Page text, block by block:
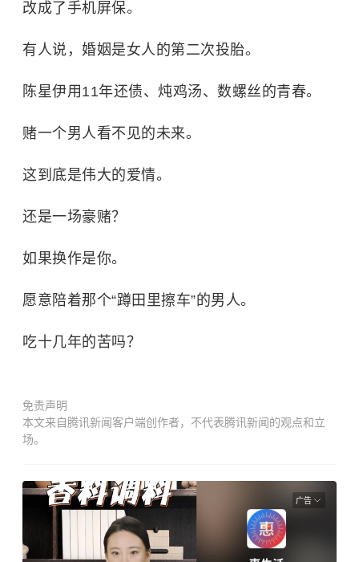
改成了手机屏保。
有人说，婚姻是女人的第二次投胎。
陈星伊用11年还债、炖鸡汤、数螺丝的青春。
赌一个男人看不见的未来。
这到底是伟大的爱情。
还是一场豪赌？
如果换作是你。
愿意陪着那个“蹲田里擦车”的男人。
吃十几年的苦吗？
免责声明
本文来自腾讯新闻客户端创作者，不代表腾讯新闻的观点和立
场。
广告